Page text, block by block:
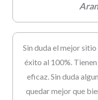
Sin duda el mejor sitio
éxito al 100%.
eficaz. Sin duda
quedar mejor que